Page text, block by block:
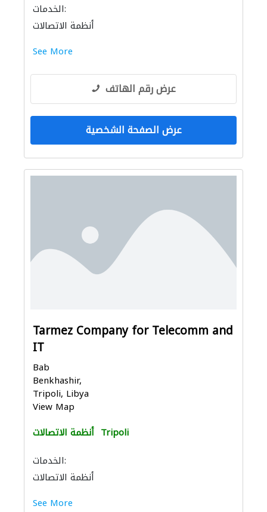
الخدمات:
أنظمة الاتصالات
See More
عرض رقم الهاتف
عرض الصفحة الشخصية
Tarmez Company for Telecomm and
IT
Bab
Benkhashir,
Tripoli, Libya
View Map
أنظمة الاتصالات Tripoli
الخدمات:
أنظمة الاتصالات
See More